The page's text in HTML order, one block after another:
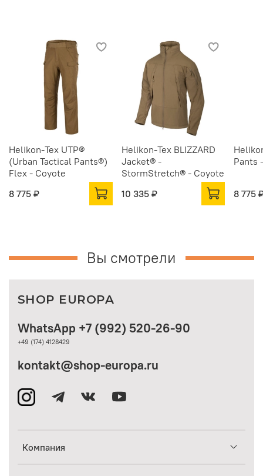
Helikon-Tex UTP®
(Urban Tactical Pants®)
Flex - Coyote
8 775 ₽
Helikon-Tex BLIZZARD
Jacket® -
StormStretch® - Coyote
10 335 ₽
Pants
8 775
Вы смотрели
Компания
WhatsApp +7 (992) 520-26-90
+49 (174) 4128429
kontakt@shop-europa.ru
SHOP EUROPA